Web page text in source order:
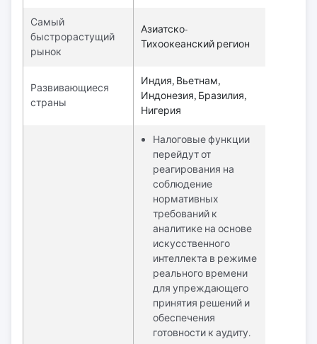
Самый
быстрорастущий
рынок
Азиатско-
Тихоокеанский регион
Развивающиеся
страны
Индия, Вьетнам,
Индонезия, Бразилия,
Нигерия
Налоговые функции
перейдут от
реагирования на
соблюдение
нормативных
требований к
аналитике на основе
искусственного
интеллекта в режиме
реального времени
для упреждающего
принятия решений и
обеспечения
готовности к аудиту.